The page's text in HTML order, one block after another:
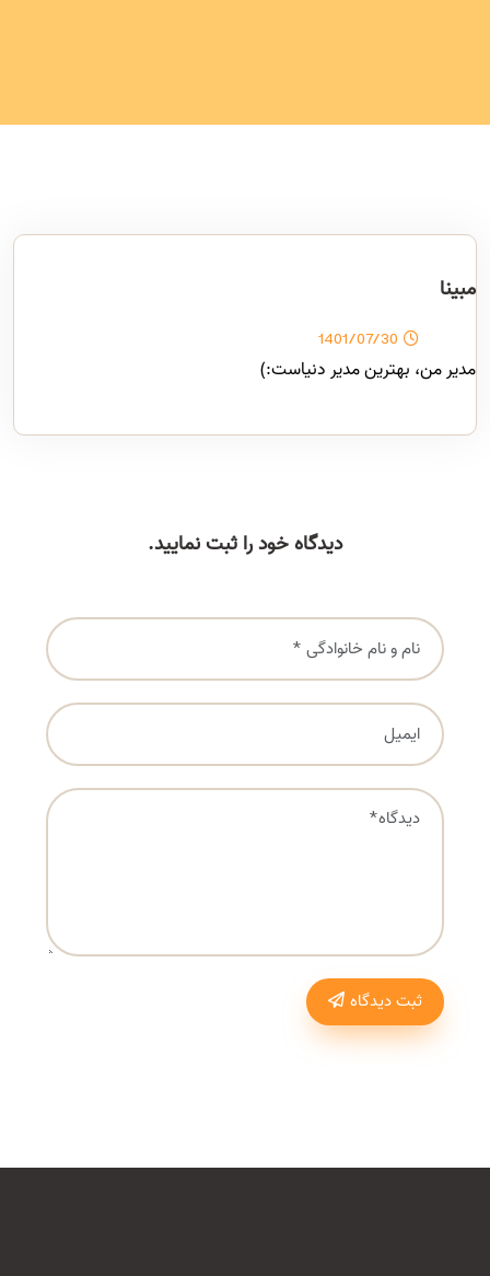
مبینا
1401/07/30
مدیر من، بهترین مدیر دنیاست:)
دیدگاه خود را ثبت نمایید.
ثبت دیدگاه